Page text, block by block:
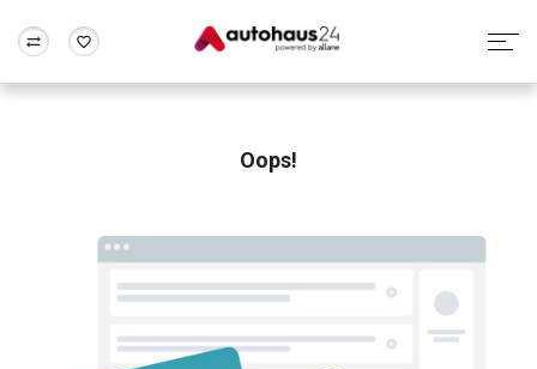
Rund um die Inzahlungnahme
Oops!